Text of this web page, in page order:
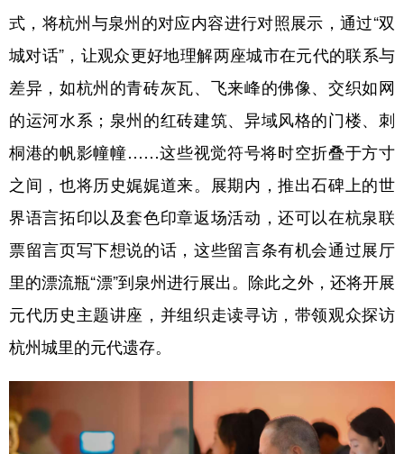
式，将杭州与泉州的对应内容进行对照展示，通过“双
城对话”，让观众更好地理解两座城市在元代的联系与
差异，如杭州的青砖灰瓦、飞来峰的佛像、交织如网
的运河水系；泉州的红砖建筑、异域风格的门楼、刺
桐港的帆影幢幢……这些视觉符号将时空折叠于方寸
之间，也将历史娓娓道来。展期内，推出石碑上的世
界语言拓印以及套色印章返场活动，还可以在杭泉联
票留言页写下想说的话，这些留言条有机会通过展厅
里的漂流瓶“漂”到泉州进行展出。除此之外，还将开展
元代历史主题讲座，并组织走读寻访，带领观众探访
杭州城里的元代遗存。